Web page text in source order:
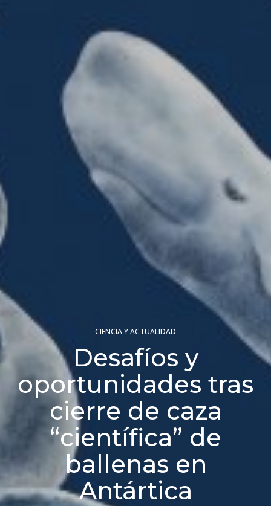
CIENCIA Y ACTUALIDAD
Desafíos y
oportunidades tras
cierre de caza
“científica” de
ballenas en
Antártica